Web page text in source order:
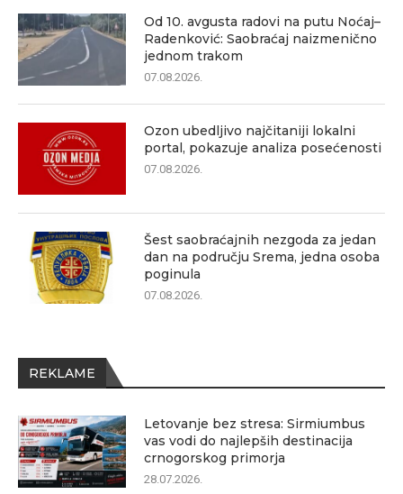
Od 10. avgusta radovi na putu Noćaj–
Radenković: Saobraćaj naizmenično
jednom trakom
07.08.2026.
Ozon ubedljivo najčitaniji lokalni
portal, pokazuje analiza posećenosti
07.08.2026.
Šest saobraćajnih nezgoda za jedan
dan na području Srema, jedna osoba
poginula
07.08.2026.
REKLAME
Letovanje bez stresa: Sirmiumbus
vas vodi do najlepših destinacija
crnogorskog primorja
28.07.2026.